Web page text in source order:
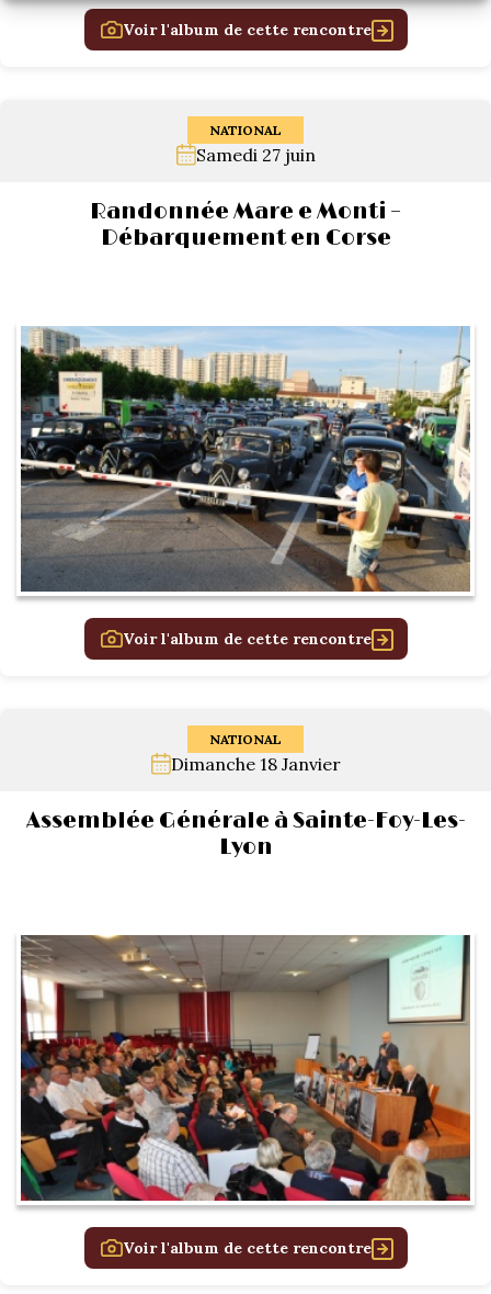
Voir l'album de cette rencontre
NATIONAL
Samedi 27 juin
Randonnée Mare e Monti –
Débarquement en Corse
Voir l'album de cette rencontre
NATIONAL
Dimanche 18 Janvier
Assemblée Générale à Sainte-Foy-Les-
Lyon
Voir l'album de cette rencontre